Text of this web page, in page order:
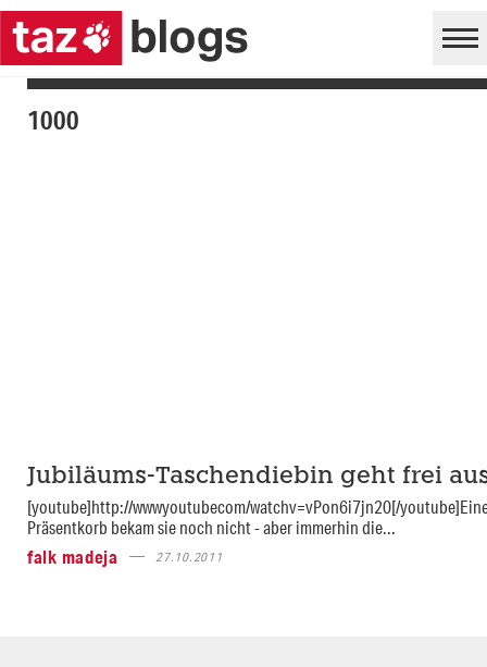
1000
Jubiläums-Taschendiebin geht frei
[youtube]http://wwwyoutubecom/watchv=vPon6i7jn20[/
Präsentkorb bekam sie noch nicht - aber immerhin die...
falk madeja
27.10.2011